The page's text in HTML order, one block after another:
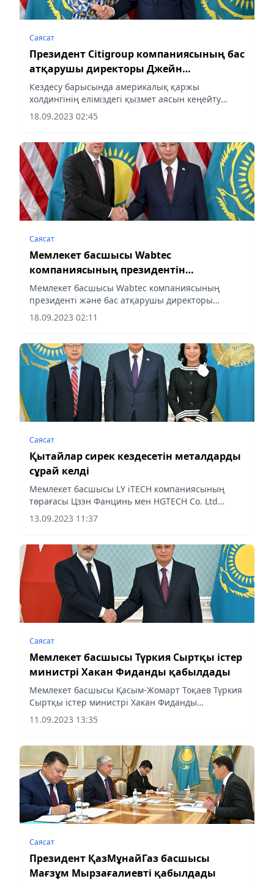
Саясат
Президент Citigroup компаниясының бас
атқарушы директоры Джейн
Фрейзермен кездесті
Кездесу барысында америкалық қаржы
холдингінің еліміздегі қызмет аясын кеңейту
перспективалары талқыланды.
18.09.2023 02:45
Саясат
Мемлекет басшысы Wabtec
компаниясының президентін
қабылдады
Мемлекет басшысы Wabtec компаниясының
президенті және бас атқарушы директоры
Рафаэль Сантананы қабылдады
18.09.2023 02:11
Саясат
Қытайлар сирек кездесетін металдарды
сұрай келді
Мемлекет басшысы LY iTECH компаниясының
төрағасы Цзэн Фанцинь мен HGTECH Co. Ltd
компаниясының төрағасы Ма Синьцянды
қабылдады, деп хабарлайды Almaty-akshamy.kz.
13.09.2023 11:37
Саясат
Мемлекет басшысы Түркия Сыртқы істер
министрі Хакан Фиданды қабылдады
Мемлекет басшысы Қасым-Жомарт Тоқаев Түркия
Сыртқы істер министрі Хакан Фиданды
қабылдады.
11.09.2023 13:35
Саясат
Президент ҚазМұнайГаз басшысы
Мағзұм Мырзағалиевті қабылдады